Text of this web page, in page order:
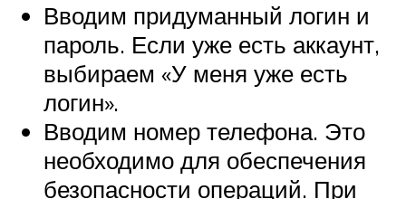
Вводим придуманный логин и
пароль. Если уже есть аккаунт,
выбираем «У меня уже есть
логин».
Вводим номер телефона. Это
необходимо для обеспечения
безопасности операций. При